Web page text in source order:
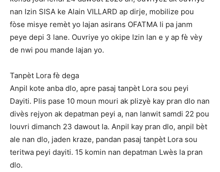
nan Izin SISA ke Alain VILLARD ap dirje, mobilize pou
fòse misye remèt yo lajan asirans OFATMA li pa janm
peye depi 3 lane. Ouvriye yo okipe Izin lan e y ap fè vèy
de nwi pou mande lajan yo.
Tanpèt Lora fè dega
Anpil kote anba dlo, apre pasaj tanpèt Lora sou peyi
Dayiti. Plis pase 10 moun mouri ak plizyè kay pran dlo nan
divès rejyon ak depatman peyi a, nan lanwit samdi 22 pou
louvri dimanch 23 dawout la. Anpil kay pran dlo, anpil bèt
ale nan dlo, jaden kraze, pandan pasaj tanpèt Lora sou
teritwa peyi dayiti. 15 komin nan depatman Lwès la pran
dlo.